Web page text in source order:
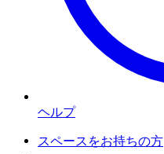
ヘルプ
スペースをお持ちの方